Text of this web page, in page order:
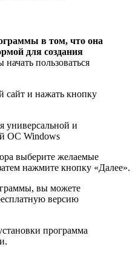
в том, что она
для создания
начать пользоваться
сайт и нажать кнопку
универсальной и
ОС Windows
выберите желаемые
нажмите кнопку «Далее».
вы можете
версию
программа